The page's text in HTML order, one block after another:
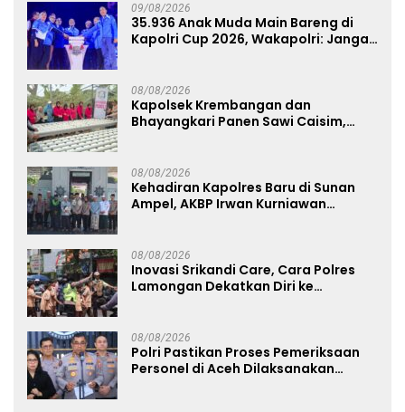
09/08/2026
35.936 Anak Muda Main Bareng di
Kapolri Cup 2026, Wakapolri: Jangan
08/08/2026
Kapolsek Krembangan dan
Bhayangkari Panen Sawi Caisim,
08/08/2026
Kehadiran Kapolres Baru di Sunan
Ampel, AKBP Irwan Kurniawan
08/08/2026
Inovasi Srikandi Care, Cara Polres
Lamongan Dekatkan Diri ke
08/08/2026
Polri Pastikan Proses Pemeriksaan
Personel di Aceh Dilaksanakan